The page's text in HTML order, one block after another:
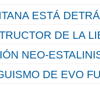
ESTÁ
DE LA
NEO-
DE EVO